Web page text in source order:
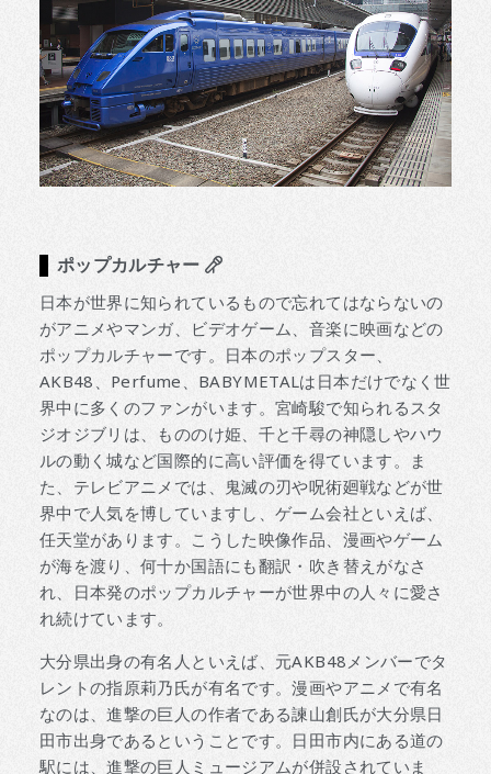
ポップカルチャー
日本が世界に知られているもので忘れてはならないの
がアニメやマンガ、ビデオゲーム、音楽に映画などの
ポップカルチャーです。日本のポップスター、
AKB48、Perfume、BABYMETALは日本だけでなく世
界中に多くのファンがいます。宮崎駿で知られるスタ
ジオジブリは、もののけ姫、千と千尋の神隠しやハウ
ルの動く城など国際的に高い評価を得ています。ま
た、テレビアニメでは、鬼滅の刃や呪術廻戦などが世
界中で人気を博していますし、ゲーム会社といえば、
任天堂があります。こうした映像作品、漫画やゲーム
が海を渡り、何十か国語にも翻訳・吹き替えがなさ
れ、日本発のポップカルチャーが世界中の人々に愛さ
れ続けています。
大分県出身の有名人といえば、元AKB48メンバーでタ
レントの指原莉乃氏が有名です。漫画やアニメで有名
なのは、進撃の巨人の作者である諫山創氏が大分県日
田市出身であるということです。日田市内にある道の
駅には、進撃の巨人ミュージアムが併設されていま